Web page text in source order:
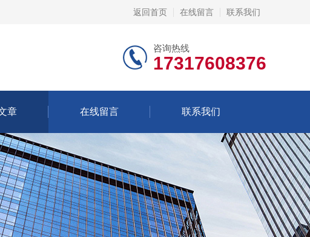
返回首页 在线留言 联系我们
咨询热线
17317608376
章 在线留言 联系我们